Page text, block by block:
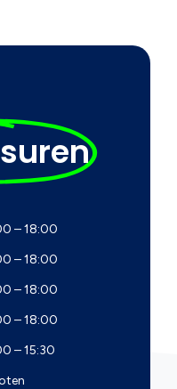
– 18:00
– 18:00
– 18:00
– 18:00
– 15:30